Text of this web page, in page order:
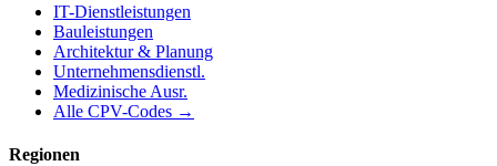
IT-Dienstleistungen
Bauleistungen
Architektur & Planung
Unternehmensdienstl.
Medizinische Ausr.
Alle CPV-Codes →
Regionen